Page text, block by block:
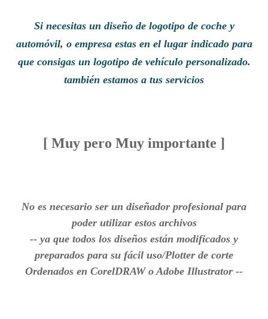
Si necesitas un diseño de logotipo de coche y
automóvil, o empresa estas en el lugar indicado para
que consigas un logotipo de vehículo personalizado.
también estamos a tus servicios
[ Muy pero Muy importante ]
No es necesario ser un diseñador profesional para
poder utilizar estos archivos
-- ya que todos los diseños están modificados y
preparados para su fácil uso/Plotter de corte
Ordenados en CorelDRAW o Adobe Illustrator --